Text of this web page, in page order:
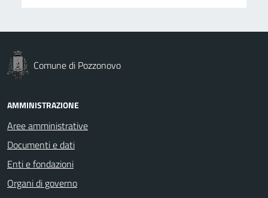
Comune di Pozzonovo
AMMINISTRAZIONE
Aree amministrative
Documenti e dati
Enti e fondazioni
Organi di governo